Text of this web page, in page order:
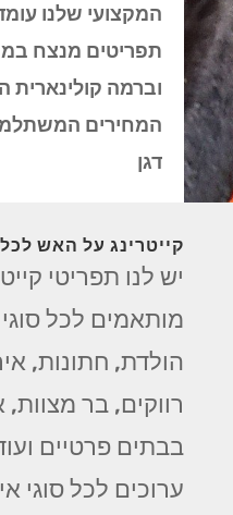
המקצועי שלנו
תפריטים מנצח
וברמה קולינארית
המחירים
דגן
קייטרינג על האש
יש לנו תפריטי
מותאמים לכל
הולדת, חתונות,
רווקים, בר
בבתים פרטיים
ערוכים לכל סוגי